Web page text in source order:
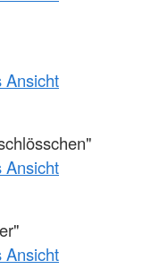
Ansicht
Ansicht
Ansicht